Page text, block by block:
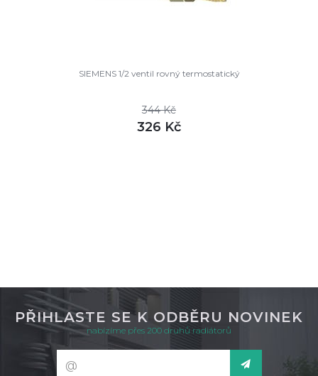
SIEMENS 1/2 ventil rovný termostatický
344 Kč
326 Kč
PŘIHLASTE SE K ODBĚRU NOVINEK
nabízíme přes 200 druhů radiátorů